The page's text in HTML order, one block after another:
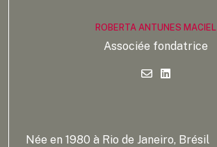
ROBERTA ANTUNES MACIEL
Associée fondatrice
Née en 1980 à Rio de Janeiro, Brésil